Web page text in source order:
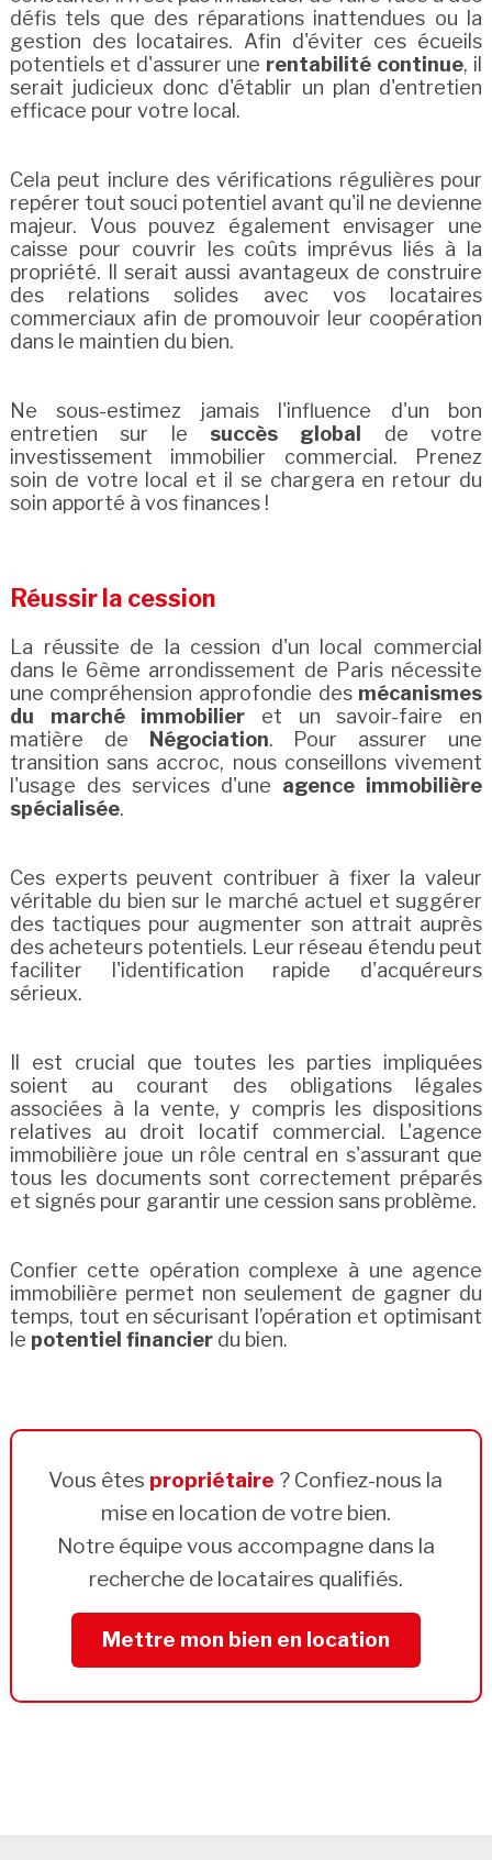
défis tels que des réparations inattendues ou la
gestion des locataires. Afin d'éviter ces écueils
potentiels et d'assurer une rentabilité continue, il
serait judicieux donc d'établir un plan d'entretien
efficace pour votre local.
Cela peut inclure des vérifications régulières pour
repérer tout souci potentiel avant qu'il ne devienne
majeur. Vous pouvez également envisager une
caisse pour couvrir les coûts imprévus liés à la
propriété. Il serait aussi avantageux de construire
des relations solides avec vos locataires
commerciaux afin de promouvoir leur coopération
dans le maintien du bien.
Ne sous-estimez jamais l'influence d'un bon
entretien sur le succès global
de votre
investissement immobilier commercial. Prenez
soin de votre local et il se chargera en retour du
soin apporté à vos finances !
Réussir la cession
La réussite de la cession d'un local commercial
dans le 6ème arrondissement de Paris nécessite
une compréhension approfondie des mécanismes
du marché immobilier et un savoir-faire en
matière de
Négociation. Pour assurer une
transition sans accroc, nous conseillons vivement
l'usage des services d'une agence immobilière
spécialisée.
Ces experts peuvent contribuer à fixer la valeur
véritable du bien sur le marché actuel et suggérer
des tactiques pour augmenter son attrait auprès
des acheteurs potentiels. Leur réseau étendu peut
faciliter l'identification rapide d'acquéreurs
sérieux.
Il est crucial que toutes les parties impliquées
soient au courant des obligations légales
associées à la vente, y compris les dispositions
relatives au droit locatif commercial. L'agence
immobilière joue un rôle central en s'assurant que
tous les documents sont correctement préparés
et signés pour garantir une cession sans problème.
Confier cette opération complexe à une agence
immobilière permet non seulement de gagner du
temps, tout en sécurisant l’opération et optimisant
le potentiel financierdu bien.
Vous êtes propriétaire ? Confiez-nous la
mise en location de votre bien.
Notre équipe vous accompagne dans la
recherche de locataires qualifiés.
Mettre mon bien en location